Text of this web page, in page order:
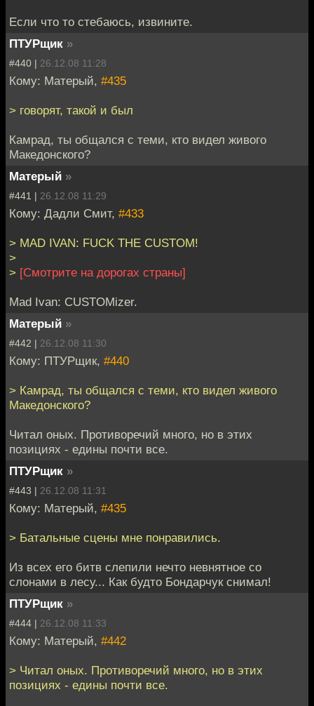
Если что то стебаюсь, извините.
ПТУРщик »
#440 | 26.12.08 11:28
Кому: Матерый, #435
> говорят, такой и был
Камрад, ты общался с теми, кто видел живого
Македонского?
Матерый »
#441 | 26.12.08 11:29
Кому: Дадли Смит, #433
> MAD IVAN: FUCK THE CUSTOM!
>
> [Смотрите на дорогах страны]
Mad Ivan: CUSTOMizer.
Матерый »
#442 | 26.12.08 11:30
Кому: ПТУРщик, #440
> Камрад, ты общался с теми, кто видел живого
Македонского?
Читал оных. Противоречий много, но в этих
позициях - едины почти все.
ПТУРщик »
#443 | 26.12.08 11:31
Кому: Матерый, #435
> Батальные сцены мне понравились.
Из всех его битв слепили нечто невнятное со
слонами в лесу... Как будто Бондарчук снимал!
ПТУРщик »
#444 | 26.12.08 11:33
Кому: Матерый, #442
> Читал оных. Противоречий много, но в этих
позициях - едины почти все.